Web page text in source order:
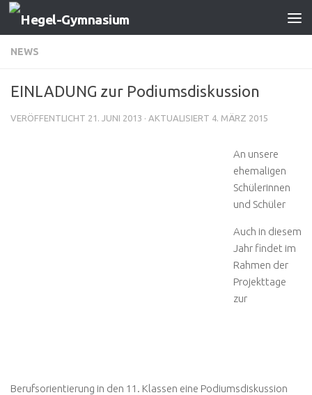
Zum Inhalt springen
NEWS
EINLADUNG zur Podiumsdiskussion
VERÖFFENTLICHT 21. JUNI 2013 · AKTUALISIERT 4. MÄRZ 2015
An unsere
ehemaligen
Schülerinnen
und Schüler
Auch in diesem
Jahr findet im
Rahmen der
Projekttage
zur
Berufsorientierung in den 11. Klassen eine Podiumsdiskussion